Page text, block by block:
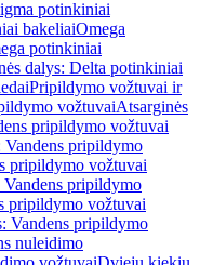
potinkiniai
bakeliaiOmega
potinkiniai
dalys: Delta potinkiniai
Pripildymo vožtuvai ir
vožtuvaiAtsarginės
pripildymo vožtuvai
Vandens pripildymo
pripildymo vožtuvai
Vandens pripildymo
pripildymo vožtuvai
Vandens pripildymo
nuleidimo